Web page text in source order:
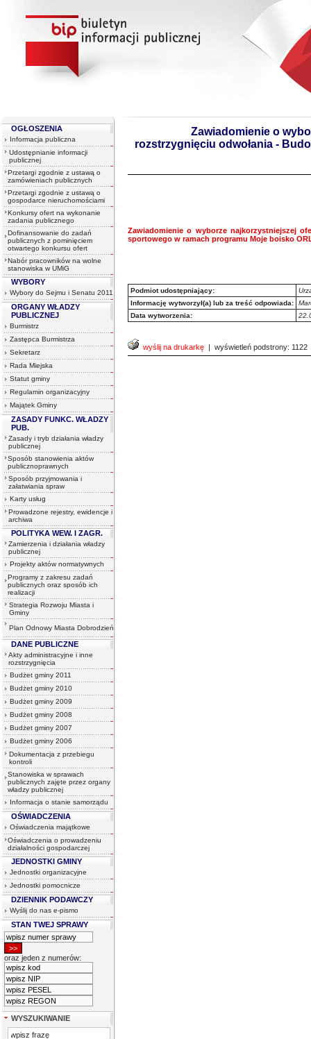
OGŁOSZENIA
Informacja publiczna
Udostępnianie informacji
publicznej
Przetargi zgodnie z ustawą o
zamówieniach publicznych
Przetargi zgodnie z ustawą o
gospodarce nieruchomościami
Konkursy ofert na wykonanie
zadania publicznego
Dofinansowanie do zadań
publicznych z pominięciem
otwartego konkursu ofert
Nabór pracowników na wolne
stanowiska w UMiG
WYBORY
Wybory do Sejmu i Senatu 2011
ORGANY WŁADZY
PUBLICZNEJ
Burmistrz
Zastępca Burmistrza
Sekretarz
Rada Miejska
Statut gminy
Regulamin organizacyjny
Majątek Gminy
ZASADY FUNKC. WŁADZY
PUB.
Zasady i tryb działania władzy
publicznej
Sposób stanowienia aktów
publicznoprawnych
Sposób przyjmowania i
załatwiania spraw
Karty usług
Prowadzone rejestry, ewidencje i
archiwa
POLITYKA WEW. I ZAGR.
Zamierzenia i działania władzy
publicznej
Projekty aktów normatywnych
Programy z zakresu zadań
publicznych oraz sposób ich
realizacji
Strategia Rozwoju Miasta i
Gminy
Plan Odnowy Miasta Dobrodzień
DANE PUBLICZNE
Akty administracyjne i inne
rozstrzygnięcia
Budżet gminy 2011
Budżet gminy 2010
Budżet gminy 2009
Budżet gminy 2008
Budżet gminy 2007
Budżet gminy 2006
Dokumentacja z przebiegu
kontroli
Stanowiska w sprawach
publicznych zajęte przez organy
władzy publicznej
Informacja o stanie samorządu
OŚWIADCZENIA
Oświadczenia majątkowe
Oświadczenia o prowadzeniu
działalności gospodarczej
JEDNOSTKI GMINY
Jednostki organizacyjne
Jednostki pomocnicze
DZIENNIK PODAWCZY
Wyślij do nas e-pismo
STAN TWEJ SPRAWY
oraz jeden z numerów:
WYSZUKIWANIE
Zawiadomienie o
rozstrzygnięciu odwołania -
Zawiadomienie o wyborze najkorzystniejszej
sportowego w ramach programu Moje boisko
Podmiot udostępniający:
Informację wytworzył(a) lub za treść odpowiada:
Data wytworzenia:
wyślij na drukarkę | wyświetleń podstrony: